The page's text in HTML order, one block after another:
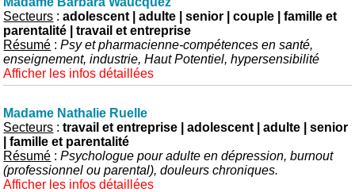
Secteurs :adolescent | adulte | senior | couple | famille et
parentalité | travail et entreprise
Résumé :Psy et pharmacienne-compétences en santé,
enseignement, industrie, Haut Potentiel, hypersensibilité
Afficher les infos détaillées
Madame Nathalie Ruelle
Secteurs :travail et entreprise | adolescent | adulte | senior
| famille et parentalité
Résumé :Psychologue pour adulte en dépression, burnout
(professionnel ou parental), douleurs chroniques.
Afficher les infos détaillées